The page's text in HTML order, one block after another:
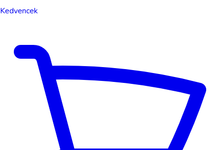
Kedvencek